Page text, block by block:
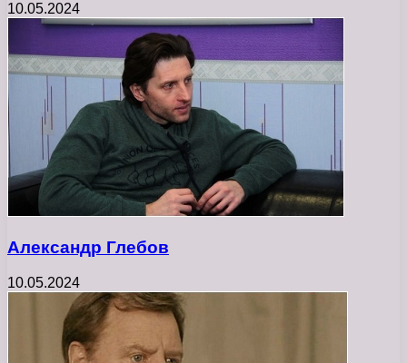
10.05.2024
Александр Глебов
10.05.2024